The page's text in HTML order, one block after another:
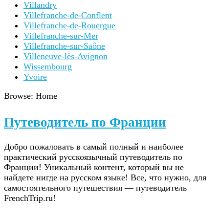
Villandry
Villefranche-de-Conflent
Villefranche-de-Rouergue
Villefranche-sur-Mer
Villefranche-sur-Saône
Villeneuve-lès-Avignon
Wissembourg
Yvoire
Browse: Home
Путеводитель по Франции
Добро пожаловать в самый полный и наиболее
практический русскоязычный путеводитель по
Франции! Уникальный контент, который вы не
найдете нигде на русском языке! Все, что нужно, для
самостоятельного путешествия — путеводитель
FrenchTrip.ru!